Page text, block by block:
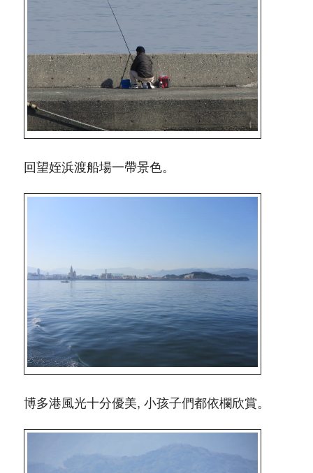
回望姪浜渡船場一帶景色。
博多港風光十分優美, 小孩子們都依欄欣賞。